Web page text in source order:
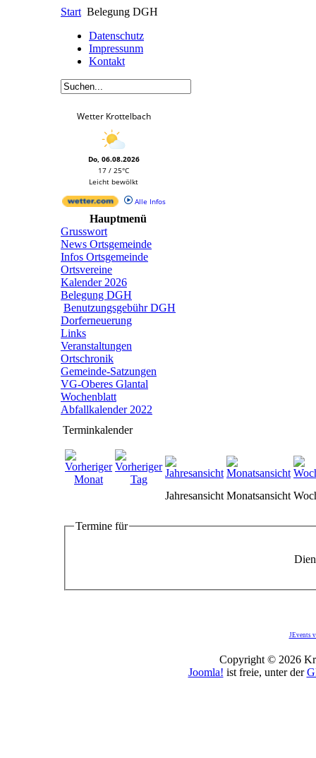
Start Belegung DGH
Datenschutz
Impressunm
Kontakt
Wetter Krottelbach
Do, 06.08.2026
17 / 25°C
Leicht bewölkt
Alle Infos
Hauptmenü
Grusswort
News Ortsgemeinde
Infos Ortsgemeinde
Ortsvereine
Kalender 2026
Belegung DGH
Benutzungsgebühr DGH
Dorferneuerung
Links
Veranstaltungen
Ortschronik
Gemeinde-Satzungen
VG-Oberes Glantal
Wochenblatt
Abfallkalender 2022
Terminkalender
Jahresansicht Monatsansicht
Termine für
JEvents
Copyright © 2026
Joomla! ist freie, unter der